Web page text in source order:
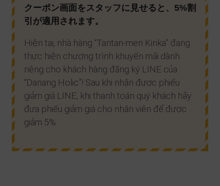
クーポン画面をスタッフに見せると、5%割
引が適用されます。
Hiện tại, nhà hàng “Tantan-men Kinka” đang
thực hiện chương trình khuyến mãi dành
riêng cho khách hàng đăng ký LINE của
“Danang Holic”! Sau khi nhận được phiếu
giảm giá LINE, khi thanh toán quý khách hãy
đưa phiếu giảm giá cho nhân viên để được
giảm 5%.